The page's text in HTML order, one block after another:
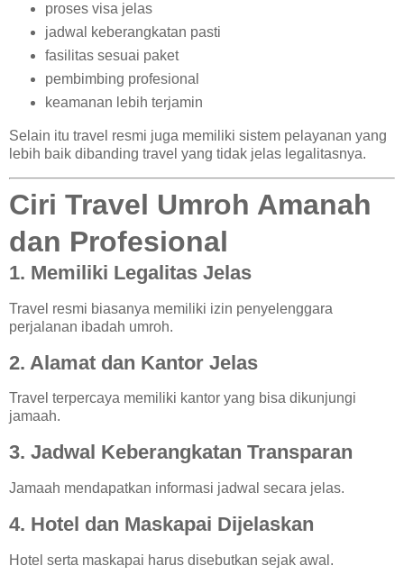
proses visa jelas
jadwal keberangkatan pasti
fasilitas sesuai paket
pembimbing profesional
keamanan lebih terjamin
Selain itu travel resmi juga memiliki sistem pelayanan yang
lebih baik dibanding travel yang tidak jelas legalitasnya.
Ciri Travel Umroh Amanah
dan Profesional
1. Memiliki Legalitas Jelas
Travel resmi biasanya memiliki izin penyelenggara
perjalanan ibadah umroh.
2. Alamat dan Kantor Jelas
Travel terpercaya memiliki kantor yang bisa dikunjungi
jamaah.
3. Jadwal Keberangkatan Transparan
Jamaah mendapatkan informasi jadwal secara jelas.
4. Hotel dan Maskapai Dijelaskan
Hotel serta maskapai harus disebutkan sejak awal.